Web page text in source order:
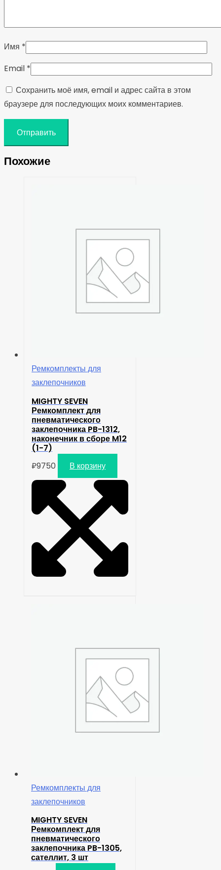
Имя *
Email *
Сохранить моё имя, email и адрес сайта в этом
браузере для последующих моих комментариев.
Похожие
Ремкомплекты для
заклепочников
MIGHTY SEVEN
Ремкомплект для
пневматического
заклепочника PB-1312,
наконечник в сборе M12
(1-7)
₽9750 В корзину
Ремкомплекты для
заклепочников
MIGHTY SEVEN
Ремкомплект для
пневматического
заклепочника PB-1305,
сателлит, 3 шт